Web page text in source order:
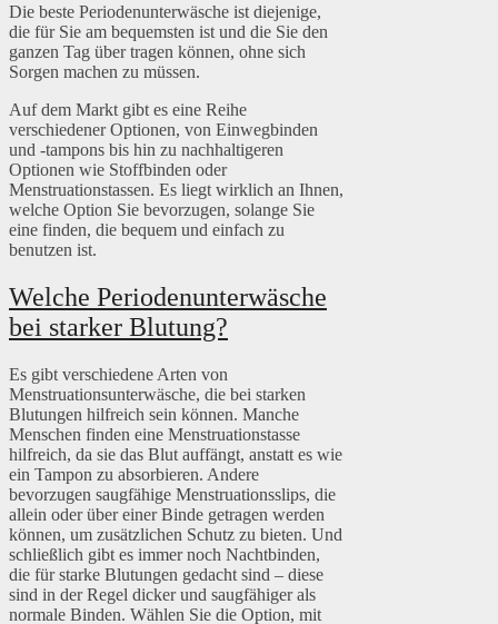
Die beste Periodenunterwäsche ist diejenige,
die für Sie am bequemsten ist und die Sie den
ganzen Tag über tragen können, ohne sich
Sorgen machen zu müssen.
Auf dem Markt gibt es eine Reihe
verschiedener Optionen, von Einwegbinden
und -tampons bis hin zu nachhaltigeren
Optionen wie Stoffbinden oder
Menstruationstassen. Es liegt wirklich an Ihnen,
welche Option Sie bevorzugen, solange Sie
eine finden, die bequem und einfach zu
benutzen ist.
Welche Periodenunterwäsche
bei starker Blutung?
Es gibt verschiedene Arten von
Menstruationsunterwäsche, die bei starken
Blutungen hilfreich sein können. Manche
Menschen finden eine Menstruationstasse
hilfreich, da sie das Blut auffängt, anstatt es wie
ein Tampon zu absorbieren. Andere
bevorzugen saugfähige Menstruationsslips, die
allein oder über einer Binde getragen werden
können, um zusätzlichen Schutz zu bieten. Und
schließlich gibt es immer noch Nachtbinden,
die für starke Blutungen gedacht sind – diese
sind in der Regel dicker und saugfähiger als
normale Binden. Wählen Sie die Option, mit